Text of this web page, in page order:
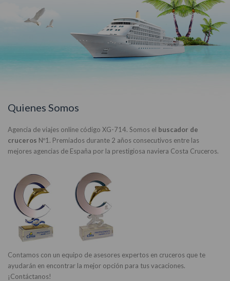
Quienes Somos
Agencia de viajes online código XG-714. Somos el buscador de
cruceros Nº1. Premiados durante 2 años consecutivos entre las
mejores agencias de España por la prestigiosa naviera Costa Cruceros.
Contamos con un equipo de asesores expertos en cruceros que te
ayudarán en encontrar la mejor opción para tus vacaciones.
¡Contáctanos!